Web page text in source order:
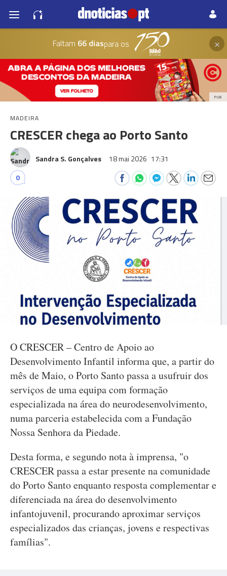
Faltam 66 diaspara os ×
PUB
MADEIRA
CRESCER chega ao Porto Santo
Sandra S. Gonçalves 18 mai 2026 17:31
0
O CRESCER – Centro de Apoio ao
Desenvolvimento Infantil informa que, a partir do
mês de Maio, o Porto Santo passa a usufruir dos
serviços de uma equipa com formação
especializada na área do neurodesenvolvimento,
numa parceria estabelecida com a Fundação
Nossa Senhora da Piedade.
Desta forma, e segundo nota à imprensa, "o
CRESCER passa a estar presente na comunidade
do Porto Santo enquanto resposta complementar e
diferenciada na área do desenvolvimento
infantojuvenil, procurando aproximar serviços
especializados das crianças, jovens e respectivas
famílias".